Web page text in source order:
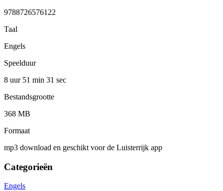
9788726576122
Taal
Engels
Speelduur
8 uur 51 min 31 sec
Bestandsgrootte
368 MB
Formaat
mp3 download en geschikt voor de Luisterrijk app
Categorieën
Engels